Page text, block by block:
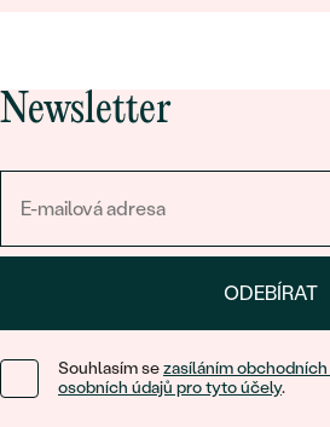
Newsletter
ODEBÍRAT
Souhlasím sezasíláním
osobních údajů pro tyto účely.